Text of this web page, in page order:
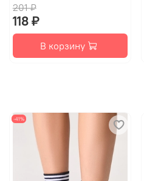
201 ₽
118 ₽
В корзину
-41%